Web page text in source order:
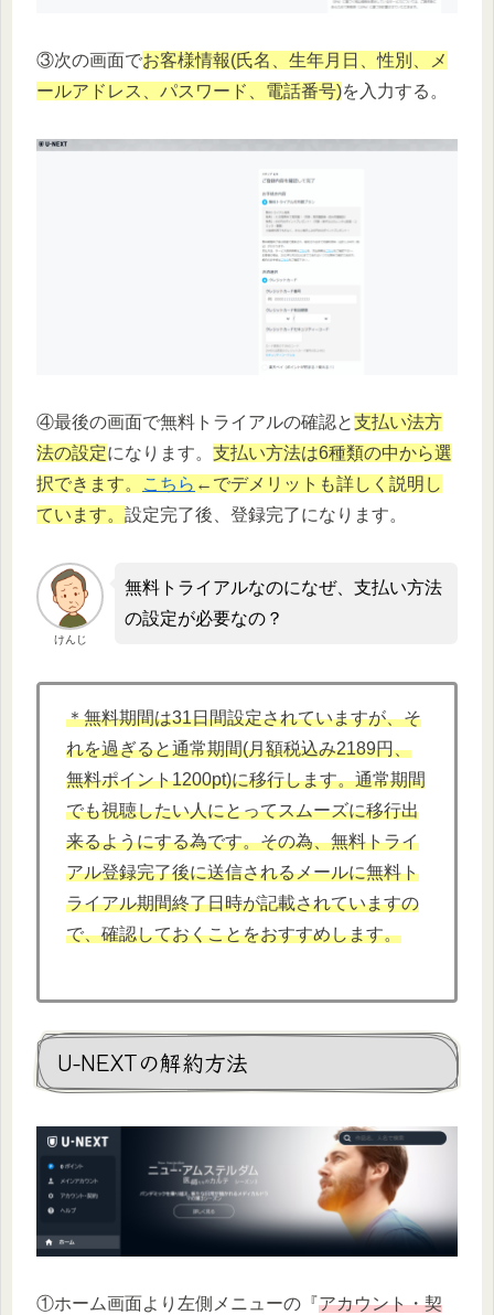
③次の画面でお客様情報(氏名、生年月日、性別、メ
ールアドレス、パスワード、電話番号)を入力する。
④最後の画面で無料トライアルの確認と支払い法方
法の設定になります。 支払い方法は6種類の中から選
択できます。
こちら ←でデメリットも詳しく説明し
ています。 設定完了後、登録完了になります。
けんじ
無料トライアルなのになぜ、支払い方法
の設定が必要なの？
＊無料期間は31日間設定されていますが、そ
れを過ぎると通常期間(月額税込み2189円、
無料ポイント1200pt)に移行します。通常期間
でも視聴したい人にとってスムーズに移行出
来るようにする為です。その為、無料トライ
アル登録完了後に送信されるメールに無料ト
ライアル期間終了日時が記載されていますの
で、確認しておくことをおすすめします。
U-NEXTの解約方法
①ホーム画面より左側メニューの『アカウント・契